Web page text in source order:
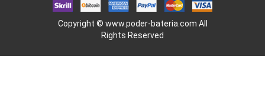
Copyright © www.poder-bateria.com All
Rights Reserved